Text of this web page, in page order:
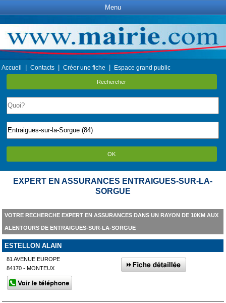
Menu
Accueil Contacts Créer une fiche Espace grand public
Rechercher
OK
EXPERT EN ASSURANCES ENTRAIGUES-SUR-LA-
SORGUE
VOTRE RECHERCHE EXPERT EN ASSURANCES DANS UN RAYON DE 10KM AUX
ALENTOURS DE ENTRAIGUES-SUR-LA-SORGUE
ESTELLON ALAIN
81 AVENUE EUROPE
84170 - MONTEUX